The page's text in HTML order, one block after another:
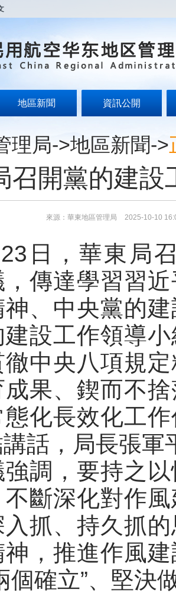
地區新聞 資訊公開
理局->地區新聞->
召開黨的建設
來源：華東地區管理局 2025-10-10
，華東局召
，傳達學習習
、中央黨的
設工作領導
徹中央八項規
果、鍥而不
態化長效化工
話，局長張軍
，要持之以
斷深化對作
抓、持久抓
，推進作風
個確立”、堅決